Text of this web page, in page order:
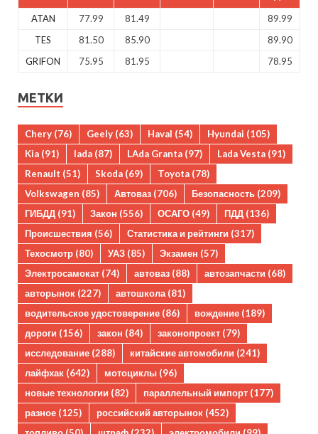
ATAN 77.99 81.49
89.99
TES
81.50 85.90
89.90
GRIFON
75.95 81.95 78.95
МЕТКИ
Chery (76) Geely (63) Haval (54) Hyundai (105)
Kia (91) lada (87) LAda Granta (97) Lada Vesta (91)
Renault (51) Skoda (69) Toyota (78)
Volkswagen (85) Автоваз (706) Безопасность (209)
ГИБДД (91) Закон (556) ОСАГО (49) ПДД (136)
Происшествия (56) Статистика и рейтинги (317)
Техосмотр (80) УАЗ (85) Экзамен (57)
Электросамокат (74) автоваз (88) автозапчасти (68)
авторынок (227) автошкола(81)
водительское удостоверение (86) вождение (189)
дороги (156) закон (84) законопроект (79)
исследование (288) китайские автомобили (241)
лайфхак (642) мотоциклы (96)
новые технологии (82) параллельный импорт (177)
разное (125) российский авторынок (452)